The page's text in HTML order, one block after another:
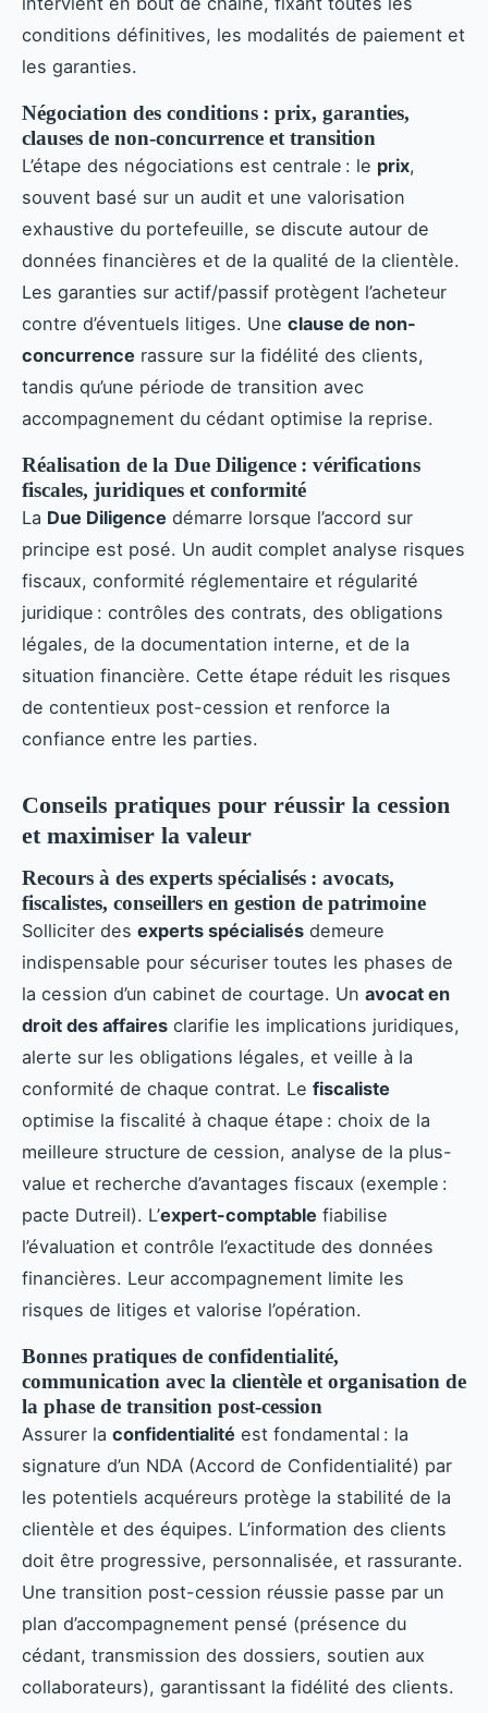
conditions définitives, les modalités de paiement et
les garanties.
Négociation des conditions : prix, garanties,
clauses de non-concurrence et transition
L’étape des négociations est centrale : le prix,
souvent basé sur un audit et une valorisation
exhaustive du portefeuille, se discute autour de
données financières et de la qualité de la clientèle.
Les garanties sur actif/passif protègent l’acheteur
contre d’éventuels litiges. Une clause de non-
concurrence rassure sur la fidélité des clients,
tandis qu’une période de transition avec
accompagnement du cédant optimise la reprise.
Réalisation de la Due Diligence : vérifications
fiscales, juridiques et conformité
La Due Diligence démarre lorsque l’accord sur
principe est posé. Un audit complet analyse risques
fiscaux, conformité réglementaire et régularité
juridique : contrôles des contrats, des obligations
légales, de la documentation interne, et de la
situation financière. Cette étape réduit les risques
de contentieux post-cession et renforce la
confiance entre les parties.
Conseils pratiques pour réussir la cession
et maximiser la valeur
Recours à des experts spécialisés : avocats,
fiscalistes, conseillers en gestion de patrimoine
Solliciter des experts spécialisés demeure
indispensable pour sécuriser toutes les phases de
la cession d’un cabinet de courtage. Un avocat en
droit des affaires clarifie les implications juridiques,
alerte sur les obligations légales, et veille à la
conformité de chaque contrat. Le fiscaliste
optimise la fiscalité à chaque étape : choix de la
meilleure structure de cession, analyse de la plus-
value et recherche d’avantages fiscaux (exemple :
pacte Dutreil). L’expert-comptable fiabilise
l’évaluation et contrôle l’exactitude des données
financières. Leur accompagnement limite les
risques de litiges et valorise l’opération.
Bonnes pratiques de confidentialité,
communication avec la clientèle et organisation de
la phase de transition post-cession
Assurer la confidentialité est fondamental : la
signature d’un NDA (Accord de Confidentialité) par
les potentiels acquéreurs protège la stabilité de la
clientèle et des équipes. L’information des clients
doit être progressive, personnalisée, et rassurante.
Une transition post-cession réussie passe par un
plan d’accompagnement pensé (présence du
cédant, transmission des dossiers, soutien aux
collaborateurs), garantissant la fidélité des clients.